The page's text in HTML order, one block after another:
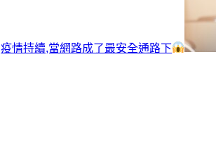
疫情持續,當網路成了最安全通路下